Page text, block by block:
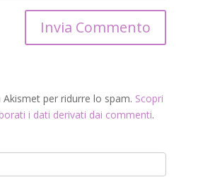
per ridurre lo spam. Scopri
i dati derivati dai commenti.